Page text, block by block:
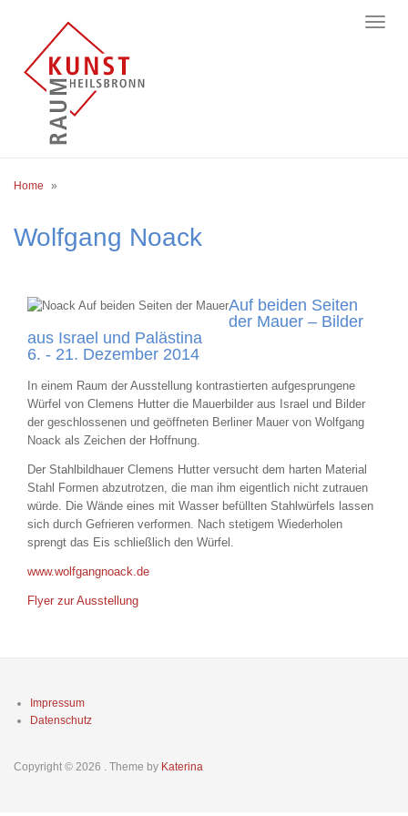
Breadcrumb
Home
Wolfgang Noack
Auf beiden Seiten
der Mauer – Bilder
aus Israel und Palästina
6. - 21. Dezember 2014
In einem Raum der Ausstellung kontrastierten aufgesprungene
Würfel von Clemens Hutter die Mauerbilder aus Israel und Bilder
der geschlossenen und geöffneten Berliner Mauer von Wolfgang
Noack als Zeichen der Hoffnung.
Der Stahlbildhauer Clemens Hutter versucht dem harten Material
Stahl Formen abzutrotzen, die man ihm eigentlich nicht zutrauen
würde. Die Wände eines mit Wasser befüllten Stahlwürfels lassen
sich durch Gefrieren verformen. Nach stetigem Wiederholen
sprengt das Eis schließlich den Würfel.
www.wolfgangnoack.de
Flyer zur Ausstellung
Footer
menu
Impressum
Datenschutz
Copyright © 2026 . Theme by Katerina